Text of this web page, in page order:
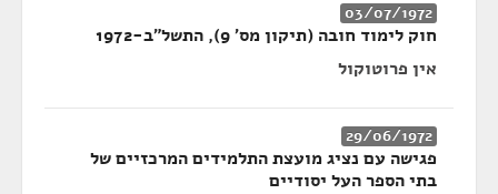
03/07/1972
חוק לימוד חובה (תיקון מס' 9), התשל"ב-1972
אין פרוטוקול
29/06/1972
פגישה עם נציג מועצת התלמידים המרכזיים של
בתי הספר העל יסודיים